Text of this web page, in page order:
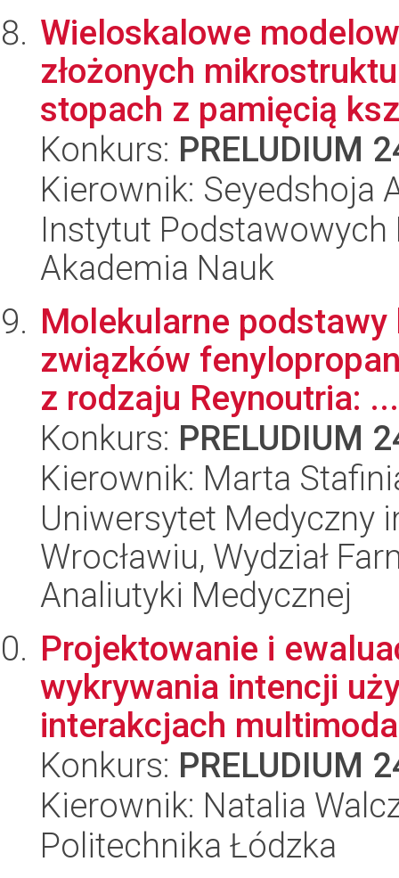
Wieloskalowe
złożonych
stopach z pamięcią
Konkurs: PRELUDIUM
Kierownik: Seyedshoja
Instytut
Akademia Nauk
Molekularne
związków
z rodzaju Reynoutria: ...
Konkurs: PRELUDIUM
Kierownik: Marta
Uniwersytet Medyczny
Wrocławiu, Wydział
Analiutyki Medycznej
Projektowanie i
wykrywania intencji
interakcjach
Konkurs: PRELUDIUM
Kierownik: Natalia
Politechnika Łódzka